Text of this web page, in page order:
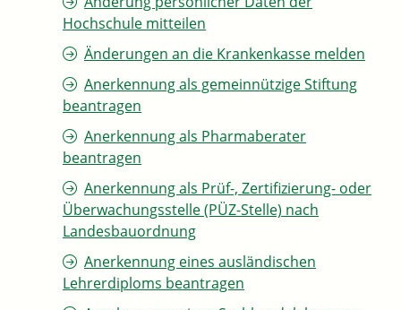
Hochschule mitteilen
Änderungen an die Krankenkasse melden
Anerkennung als gemeinnützige Stiftung
beantragen
Anerkennung als Pharmaberater
beantragen
Anerkennung als Prüf-, Zertifizierung- oder
Überwachungsstelle (PÜZ-Stelle) nach
Landesbauordnung
Anerkennung eines ausländischen
Lehrerdiploms beantragen